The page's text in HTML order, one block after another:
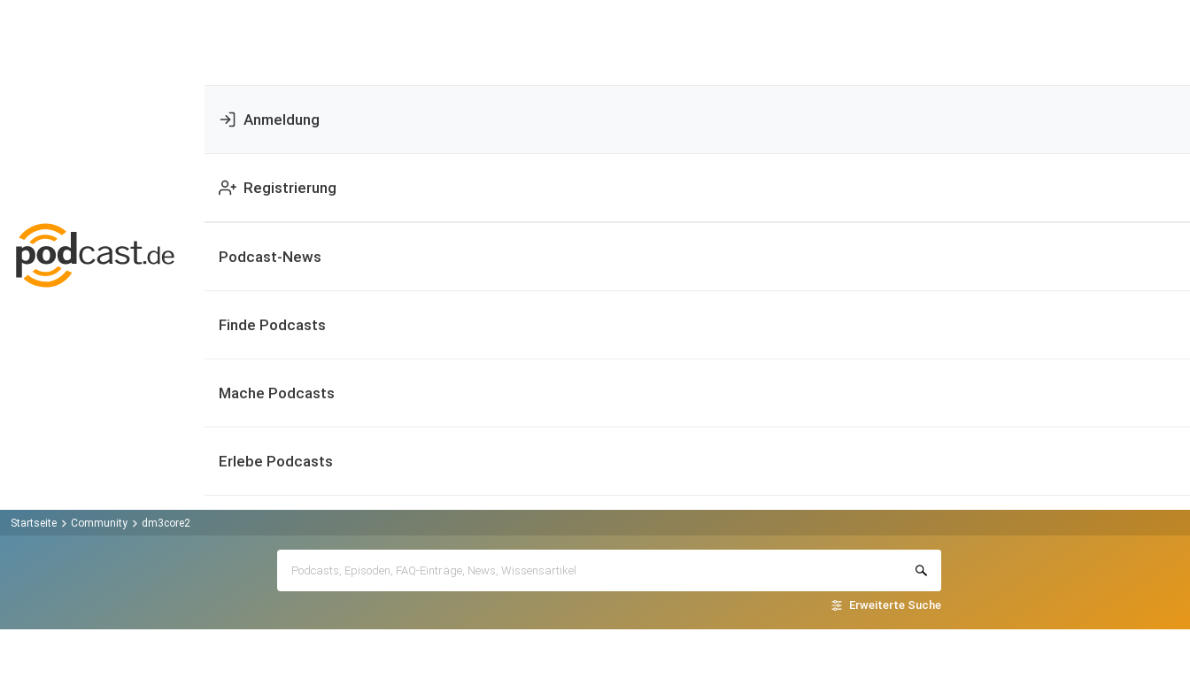
Anmeldung
Registrierung
Podcast-News
Finde Podcasts
Mache Podcasts
Erlebe Podcasts
Startseite Community dm3core2
Erweiterte Suche